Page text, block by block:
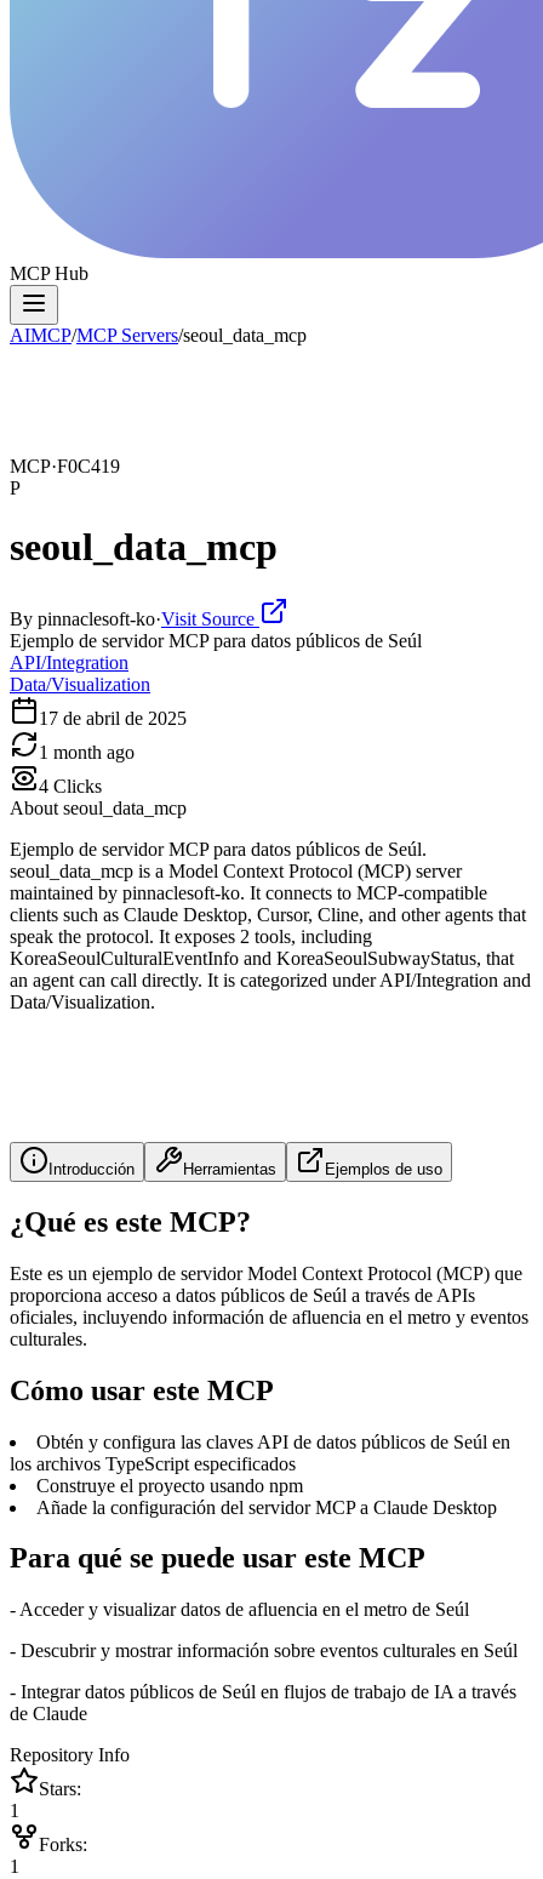
MCP Hub
AIMCP/MCP Servers/seoul_data_mcp
MCP·F0C419
P
seoul_data_mcp
By pinnaclesoft-ko·Visit Source
Ejemplo de servidor MCP para datos públicos de Seúl
API/Integration
Data/Visualization
17 de abril de 2025
1 month ago
4 Clicks
About seoul_data_mcp
Ejemplo de servidor MCP para datos públicos de Seúl.
seoul_data_mcp is a Model Context Protocol (MCP) server
maintained by pinnaclesoft-ko. It connects to MCP-compatible
clients such as Claude Desktop, Cursor, Cline, and other agents that
speak the protocol. It exposes 2 tools, including
KoreaSeoulCulturalEventInfo and KoreaSeoulSubwayStatus, that
an agent can call directly. It is categorized under API/Integration and
Data/Visualization.
Introducción Herramientas Ejemplos de uso
¿Qué es este MCP?
Este es un ejemplo de servidor Model Context Protocol (MCP) que
proporciona acceso a datos públicos de Seúl a través de APIs
oficiales, incluyendo información de afluencia en el metro y eventos
culturales.
Cómo usar este MCP
Obtén y configura las claves API de datos públicos de Seúl en
los archivos TypeScript especificados
Construye el proyecto usando npm
Añade la configuración del servidor MCP a Claude Desktop
Para qué se puede usar este MCP
- Acceder y visualizar datos de afluencia en el metro de Seúl
- Descubrir y mostrar información sobre eventos culturales en Seúl
- Integrar datos públicos de Seúl en flujos de trabajo de IA a través
de Claude
Repository Info
Stars:
1
Forks:
1